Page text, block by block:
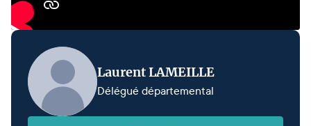
Laurent LAMEILLE
Délégué départemental